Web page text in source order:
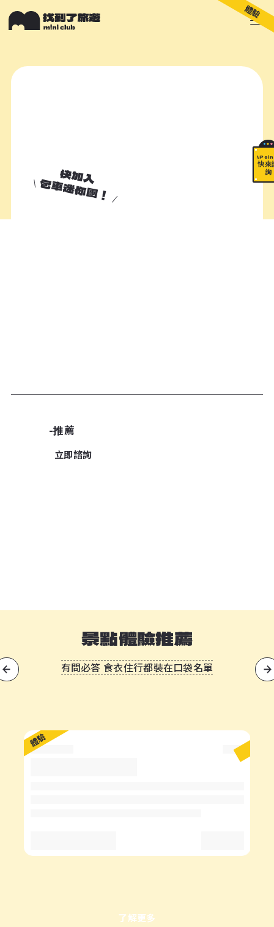
\
快來
詢
體驗
快加入
包車迷你團！
-推薦
立即諮詢
景點體驗推薦
有問必答 食衣住行都裝在口袋名單
體驗
了解更多